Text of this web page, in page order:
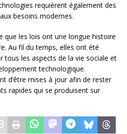
requièrent également des
besoins modernes.
que les lois ont une longue histoire
Au fil du temps, elles ont été
tous les aspects de la vie sociale et
technologique.
d’être mises à jour afin de rester
rapides qui se produisent sur